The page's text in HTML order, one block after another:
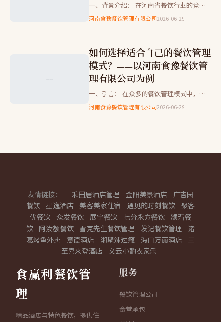
一、背景介绍： 在河南省餐饮行业的竞争
中，如何脱颖而出成为了每一个餐饮企业都
式，探讨河南食豫餐饮管理…
河南食豫餐饮管理有限公司2026-06-29
如何选择适合自己的餐饮管理
模式？——以河南食豫餐饮管
理有限公司为例
一、引言： 在众多的餐饮管理模式中，如
何找到最适合自己的模式成了许多创业者头
好地理解不同模式的特点，…
河南食豫餐饮管理有限公司2026-06-29
友情链接： 禾田居酒店管理 金阳美景酒店
广吉园
餐饮 星逸酒店 美客美家住宿 遇见的时刻餐饮 聚客
优餐饮
众发餐饮 展宁餐饮 七分永方餐饮 颂瑁餐
饮
阿汝额餐饮 雪克先生餐饮管理 发记餐饮管理
诸
葛烤鱼外卖
意德酒店 湘聚辣过瘾 海口万丽酒店
三
至喜来登酒店
义云小酌农家乐
食赢利餐饮管
理
精品酒店与特色餐饮，提供住
服务
餐饮管理公司
食堂承包